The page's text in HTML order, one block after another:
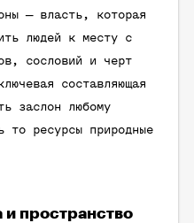
— власть, которая
людей к месту с
сословий и черт
составляющая
заслон любому
то ресурсы природные
и пространство